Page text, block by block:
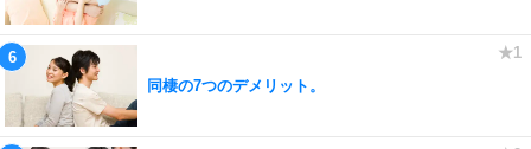
同棲の7つのデメリット。